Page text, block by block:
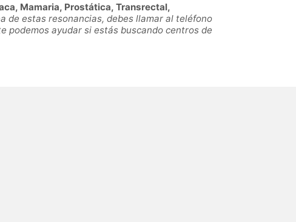
Mamaria, Prostática, Transrectal,
de estas resonancias, debes llamar al teléfono
podemos ayudar si estás buscando centros de